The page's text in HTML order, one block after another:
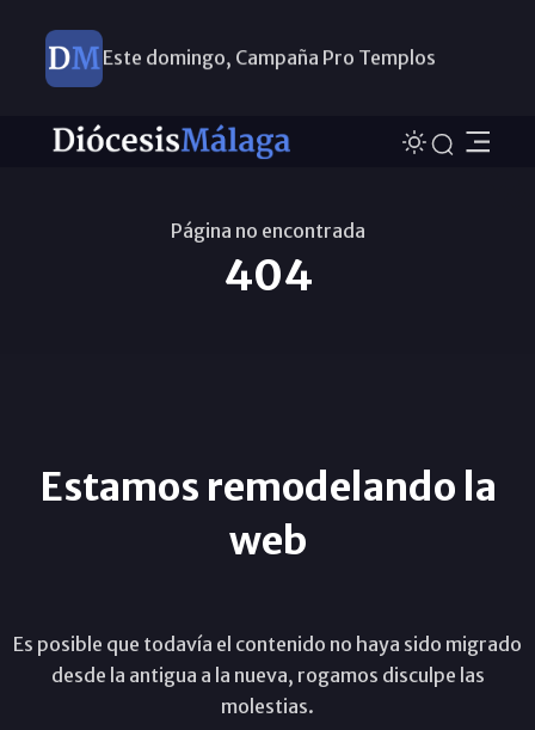
Este domingo, Campaña Pro Templos
Página no encontrada
404
Estamos remodelando la
web
Es posible que todavía el contenido no haya sido migrado
desde la antigua a la nueva, rogamos disculpe las
molestias.